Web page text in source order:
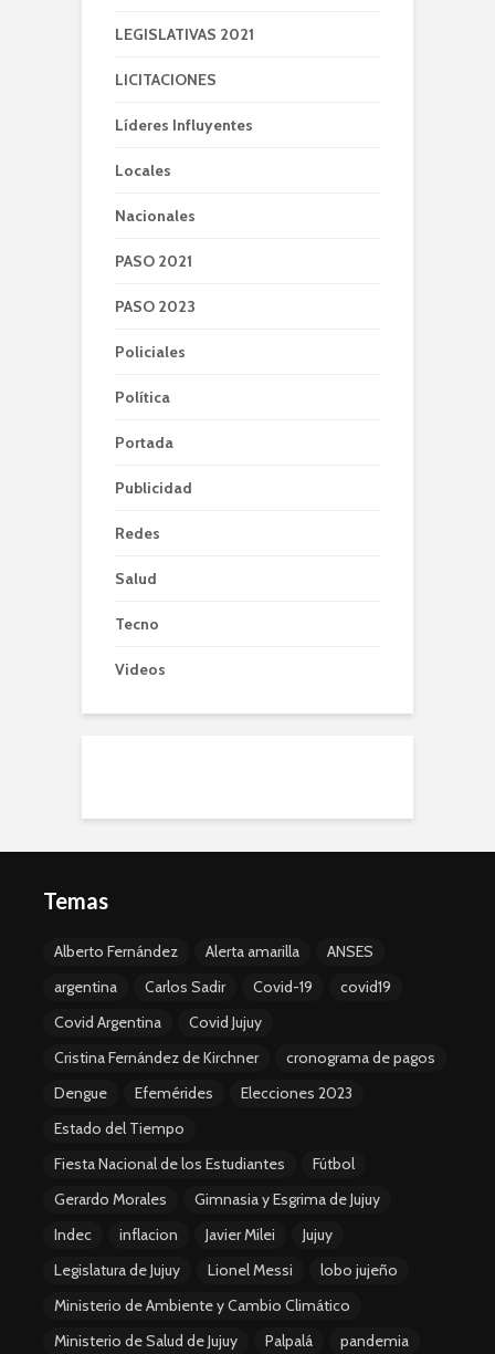
LEGISLATIVAS 2021
LICITACIONES
Líderes Influyentes
Locales
Nacionales
PASO 2021
PASO 2023
Policiales
Política
Portada
Publicidad
Redes
Salud
Tecno
Videos
Temas
Alberto Fernández Alerta amarilla
ANSES
argentina
Carlos Sadir Covid-19
covid19
Covid Argentina
Covid Jujuy
Cristina Fernández de Kirchner
cronograma de pagos
Dengue
Efemérides
Elecciones 2023
Estado del Tiempo
Fiesta Nacional de los Estudiantes
Fútbol
Gerardo Morales
Gimnasia y Esgrima de Jujuy
Indec
inflacion Javier Milei
Jujuy
Legislatura de Jujuy
Lionel Messi
lobo jujeño
Ministerio de Ambiente y Cambio Climático
Ministerio de Salud de Jujuy
Palpalá pandemia